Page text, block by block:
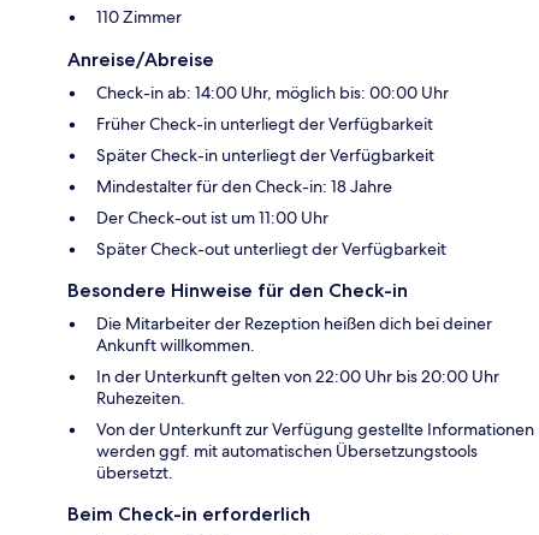
110 Zimmer
Anreise/Abreise
Check-in ab: 14:00 Uhr, möglich bis: 00:00 Uhr
Früher Check-in unterliegt der Verfügbarkeit
Später Check-in unterliegt der Verfügbarkeit
Mindestalter für den Check-in: 18 Jahre
Der Check-out ist um 11:00 Uhr
Später Check-out unterliegt der Verfügbarkeit
Besondere Hinweise für den Check-in
Die Mitarbeiter der Rezeption heißen dich bei deiner
Ankunft willkommen.
In der Unterkunft gelten von 22:00 Uhr bis 20:00 Uhr
Ruhezeiten.
Von der Unterkunft zur Verfügung gestellte Informationen
werden ggf. mit automatischen Übersetzungstools
übersetzt.
Beim Check-in erforderlich